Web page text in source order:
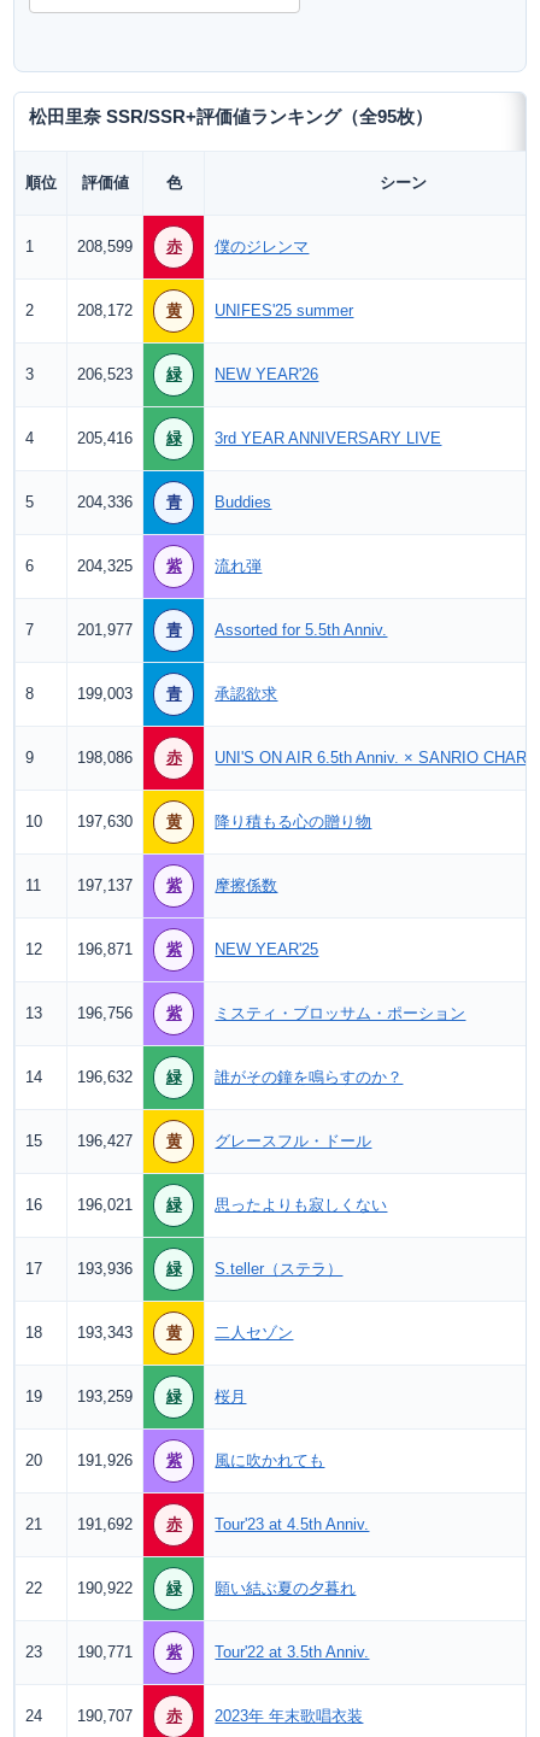
松田里奈 SSR/SSR+評価値ランキング（全95枚）
順位 評価値 色 シーン
1 208,599 赤 僕のジレンマ
2 208,172 黄 UNIFES'25 summer
3 206,523 緑 NEW YEAR'26
4 205,416 緑 3rd YEAR ANNIVERSARY LIVE
5 204,336 青 Buddies
6 204,325 紫 流れ弾
7 201,977 青 Assorted for 5.5th Anniv.
8 199,003 青 承認欲求
9 198,086 赤 UNI'S ON AIR 6.5th Anniv. × SANRIO
10 197,630 黄 降り積もる心の贈り物
11 197,137 紫 摩擦係数
12 196,871 紫 NEW YEAR'25
13 196,756 紫 ミスティ・ブロッサム・ポーション
14 196,632 緑 誰がその鐘を鳴らすのか？
15 196,427 黄 グレースフル・ドール
16 196,021 緑 思ったよりも寂しくない
17 193,936 緑 S.teller（ステラ）
18 193,343 黄 二人セゾン
19 193,259 緑 桜月
20 191,926 紫 風に吹かれても
21 191,692 赤 Tour'23 at 4.5th Anniv.
22 190,922 緑 願い結ぶ夏の夕暮れ
23 190,771 紫 Tour'22 at 3.5th Anniv.
24 190,707 赤 2023年 年末歌唱衣装